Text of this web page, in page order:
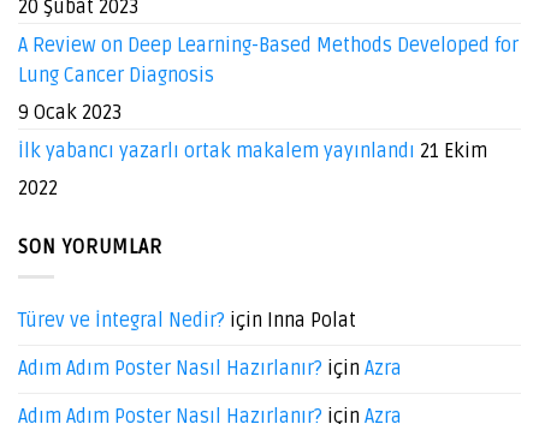
20 Şubat 2023
A Review on Deep Learning-Based Methods Developed for
Lung Cancer Diagnosis
9 Ocak 2023
İlk yabancı yazarlı ortak makalem yayınlandı 21 Ekim
2022
SON YORUMLAR
Türev ve İntegral Nedir? için Inna Polat
Adım Adım Poster Nasıl Hazırlanır? için Azra
Adım Adım Poster Nasıl Hazırlanır? için Azra